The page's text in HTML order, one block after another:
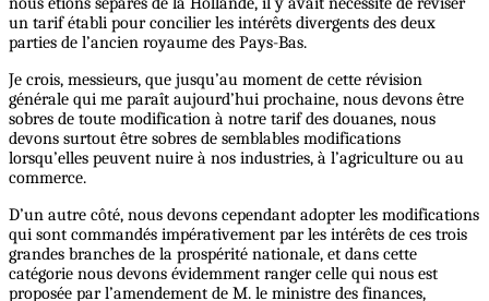
un tarif établi pour concilier les intérêts divergents des deux
parties de l’ancien royaume des Pays-Bas.
Je crois, messieurs, que jusqu’au moment de cette révision
générale qui me paraît aujourd’hui prochaine, nous devons être
sobres de toute modification à notre tarif des douanes, nous
devons surtout être sobres de semblables modifications
lorsqu’elles peuvent nuire à nos industries, à l’agriculture ou au
commerce.
D’un autre côté, nous devons cependant adopter les modifications
qui sont commandés impérativement par les intérêts de ces trois
grandes branches de la prospérité nationale, et dans cette
catégorie nous devons évidemment ranger celle qui nous est
proposée par l’amendement de M. le ministre des finances,